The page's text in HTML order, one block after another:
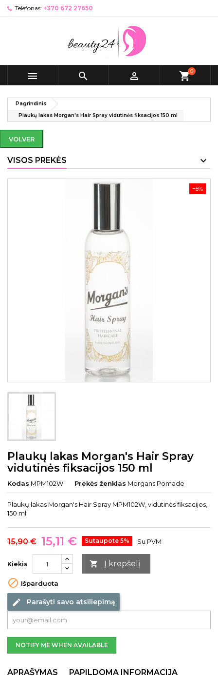
Telefonas: +370 672 27650
   shopping_cart0
Pagrindinis
Plaukų lakas Morgan's Hair Spray vidutinės fiksacijos 150 ml
VOLVER
VISOS PREKĖS
−5%
Plaukų lakas Morgan's Hair Spray
vidutinės fiksacijos 150 ml
Kodas MPM102W Prekės ženklas Morgans Pomade
Plaukų lakas Morgan's Hair Spray MPM102W, vidutinės fiksacijos,
150 ml
15,90 € 15,11 € Sutaupote 5% Su PVM
Kiekis  Į krepšelį
 Išparduota
edit Parašyti savo atsiliepimą
NOTIFY ME WHEN AVAILABLE
APRAŠYMAS PAPILDOMA INFORMACIJA